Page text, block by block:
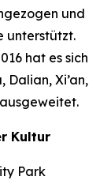
und
unterstützt.
hat es sich
Dalian, Xi’an,
Kultur
Park